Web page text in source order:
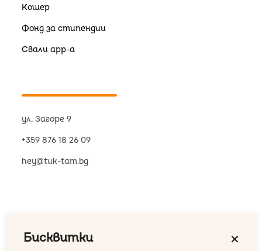
Кошер
Фонд за стипендии
Свали app-a
ул. Загоре 9
+359 876 18 26 09
hey@tuk-tam.bg
Бисквитки close